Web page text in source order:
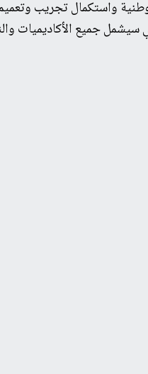
التربية الوطنية واستكمال